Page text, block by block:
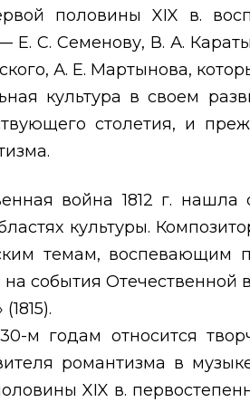
половины XIX в.
Е. С. Семенову, В. А.
А. Е. Мартынова,
культура в своем
столетия, и
война 1812 г.
культуры.
темам, воспевающим
на события Отечественной
м годам относится
романтизма в
XIX в.